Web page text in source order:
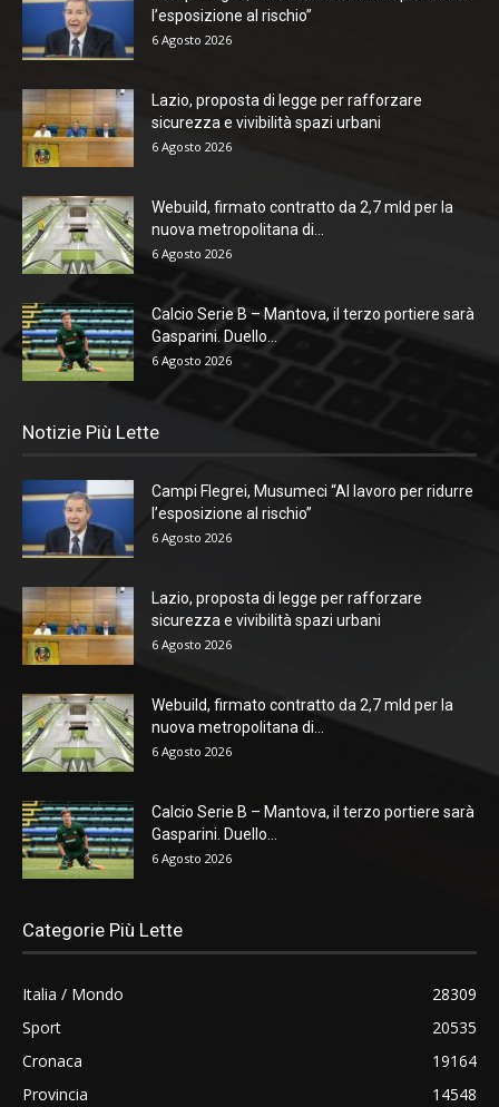
l’esposizione al rischio”
6 Agosto 2026
Lazio, proposta di legge per rafforzare
sicurezza e vivibilità spazi urbani
6 Agosto 2026
Webuild, firmato contratto da 2,7 mld per la
nuova metropolitana di...
6 Agosto 2026
Calcio Serie B – Mantova, il terzo portiere sarà
Gasparini. Duello...
6 Agosto 2026
Notizie Più Lette
Campi Flegrei, Musumeci “Al lavoro per ridurre
l’esposizione al rischio”
6 Agosto 2026
Lazio, proposta di legge per rafforzare
sicurezza e vivibilità spazi urbani
6 Agosto 2026
Webuild, firmato contratto da 2,7 mld per la
nuova metropolitana di...
6 Agosto 2026
Calcio Serie B – Mantova, il terzo portiere sarà
Gasparini. Duello...
6 Agosto 2026
Categorie Più Lette
Italia / Mondo
28309
Sport
20535
Cronaca
19164
Provincia
14548